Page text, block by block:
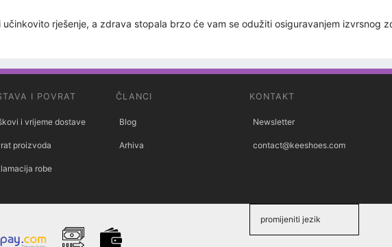
rješenje, a zdrava stopala brzo će vam se odužiti osiguravanjem izvrsnog
I POVRAT
i vrijeme dostave
proizvoda
robe
ČLANCI
Blog
Arhiva
KONTAKT
Newsletter
contact@keeshoes.com
promijeniti jezik